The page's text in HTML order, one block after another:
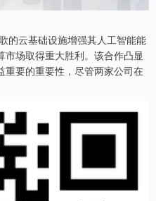
云基础设施增强其人工智能能
场取得重大胜利。该合作凸显
重要的重要性，尽管两家公司在